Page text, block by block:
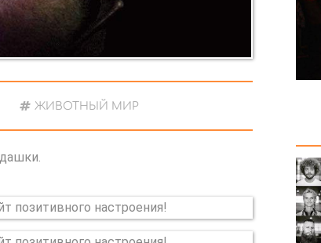
ЖИВОТНЫЙ МИР